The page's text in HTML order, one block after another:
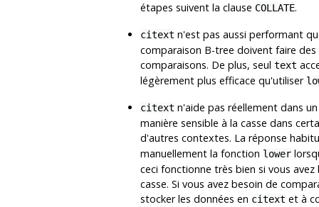
étapes suivent la clause COLLATE.
citext n'est pas aussi performant
comparaison B-tree doivent faire
comparaisons. De plus, seul text
légèrement plus efficace qu'utiliser
citext n'aide pas réellement dans
manière sensible à la casse dans
d'autres contextes. La réponse
manuellement la fonction lower
ceci fonctionne très bien si vous
casse. Si vous avez besoin de
stocker les données en citext et à